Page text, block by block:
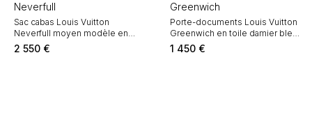
Neverfull
Sac cabas Louis Vuitton
Neverfull moyen modèle en
toile monogram marron et cuir
naturel
2 550 €
Greenwich
Porte-documents Louis Vuitton
Greenwich en toile damier bleu-
foncé et cuir noir
1 450 €